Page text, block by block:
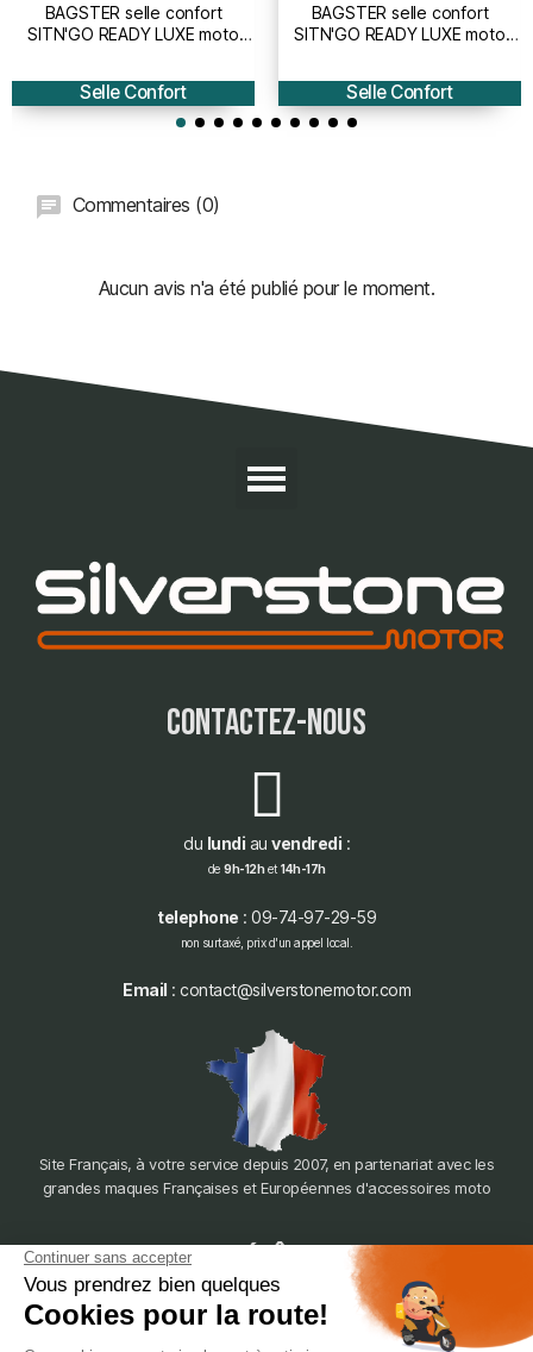
BAGSTER selle confort
SITN'GO READY LUXE moto
TWIN 2016 2019 - 5359Z
(socle origine à fournir)
Selle Confort
BAGSTER selle confort
SITN'GO READY LUXE moto
5346Z
Selle Confort
Commentaires (0)
Aucun avis n'a été publié pour le moment.
contactez-nous
du lundi au vendredi :
de 9h-12het 14h-17h
telephone : 09-74-97-29-59
non surtaxé, prix d'un appel local.
Email : contact@silverstonemotor.com
Site Français, à votre service depuis 2007, en partenariat avec les
grandes maques Françaises et Européennes d'accessoires moto